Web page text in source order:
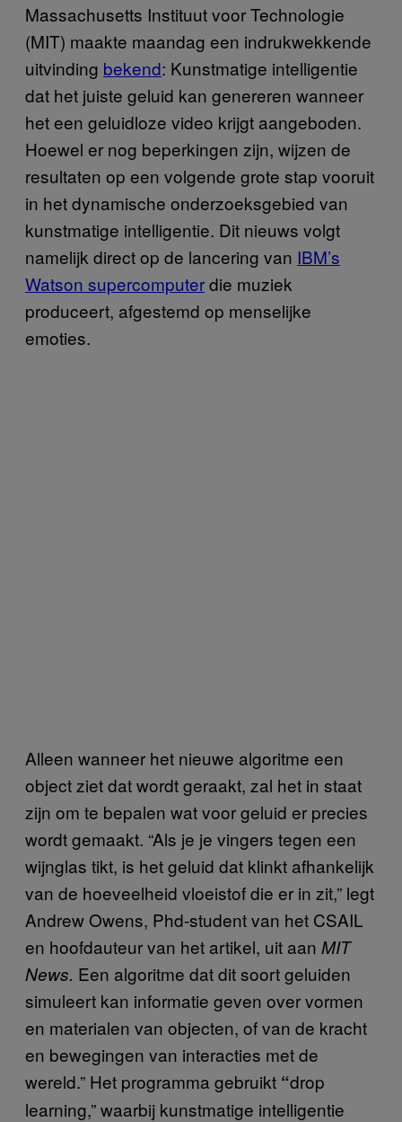
Massachusetts Instituut voor Technologie
(MIT) maakte maandag een indrukwekkende
uitvinding bekend: Kunstmatige intelligentie
dat het juiste geluid kan genereren wanneer
het een geluidloze video krijgt aangeboden.
Hoewel er nog beperkingen zijn, wijzen de
resultaten op een volgende grote stap vooruit
in het dynamische onderzoeksgebied van
kunstmatige intelligentie. Dit nieuws volgt
namelijk direct op de lancering van IBM’s
Watson supercomputerdie muziek
produceert, afgestemd op menselijke
emoties.
Alleen wanneer het nieuwe algoritme een
object ziet dat wordt geraakt, zal het in staat
zijn om te bepalen wat voor geluid er precies
wordt gemaakt. “Als je je vingers tegen een
wijnglas tikt, is het geluid dat klinkt afhankelijk
van de hoeveelheid vloeistof die er in zit,” legt
Andrew Owens, Phd-student van het CSAIL
en hoofdauteur van het artikel, uit aan MIT
News. Een algoritme dat dit soort geluiden
simuleert kan informatie geven over vormen
en materialen van objecten, of van de kracht
en bewegingen van interacties met de
wereld.” Het programma gebruikt “drop
learning,” waarbij kunstmatige intelligentie